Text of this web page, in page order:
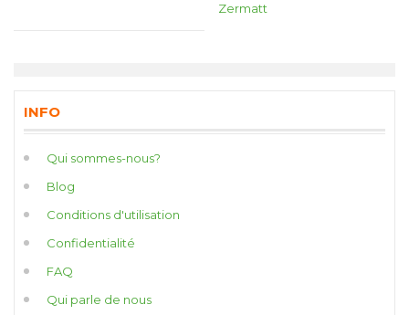
Zermatt
INFO
Qui sommes-nous?
Blog
Conditions d'utilisation
Confidentialité
FAQ
Qui parle de nous